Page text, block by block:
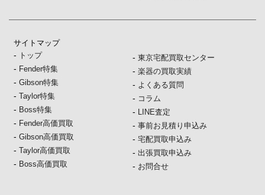
サイトマップ
- トップ
- Fender特集
-Gibson特集
-Taylor特集
- Boss特集
- Fender高価買取
-Gibson高価買取
-Taylor高価買取
- Boss高価買取
- 東京宅配買取センター
- 楽器の買取実績
- よくある質問
- コラム
- LINE査定
- 事前お見積り申込み
- 宅配買取申込み
- 出張買取申込み
- お問合せ